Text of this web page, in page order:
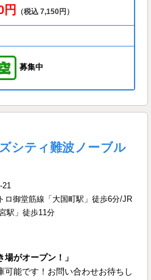
円 （税込 7,150円）
募集中
シティ難波ノーブル
21
ロ御堂筋線「大国町駅」徒歩6分/JR
駅」徒歩11分
場がオープン！」
可能です！お問い合わせお待ちし